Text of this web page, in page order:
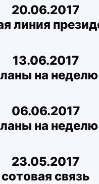
20.06.2017
линия
13.06.2017
на неделю
06.06.2017
на неделю
23.05.2017
сотовая связь